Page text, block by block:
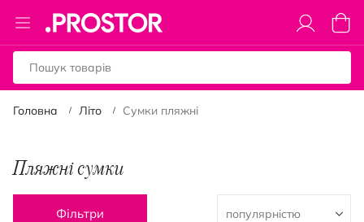
Toggle
Nav
Кошик
Головна Літо Сумки пляжні
Пляжні сумки
Фільтри